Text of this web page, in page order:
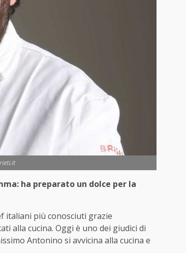
ha preparato un dolce per la
italiani più conosciuti grazie
alla cucina. Oggi è uno dei giudici di
Antonino si avvicina alla cucina e